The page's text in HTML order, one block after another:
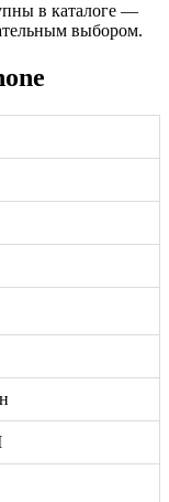
в каталоге —
выбором.